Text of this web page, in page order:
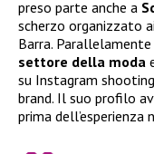
preso parte anche a
scherzo organizzato
Barra.
settore della moda
su Instagram
brand. Il suo profilo
prima dell’esperienza